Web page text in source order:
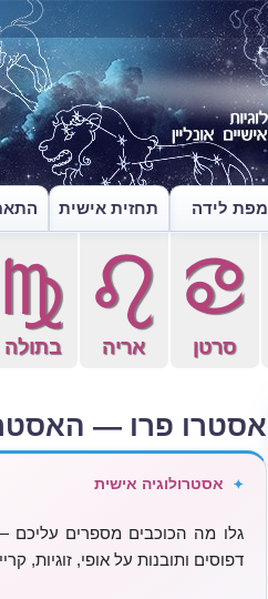
מפת לידה תחזית אישית
f
סרטן
g
אריה
h
בתולה
אסטרו פרו —
✦ אסטרולוגיה אישית
גלו מה הכוכבים מספרים
דפוסים ותובנות על אופי, זוגיות,